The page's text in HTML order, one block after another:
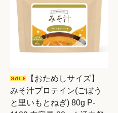
【おためしサイズ】
みそ汁プロテイン(ごぼう
と里いもとねぎ) 80g P-